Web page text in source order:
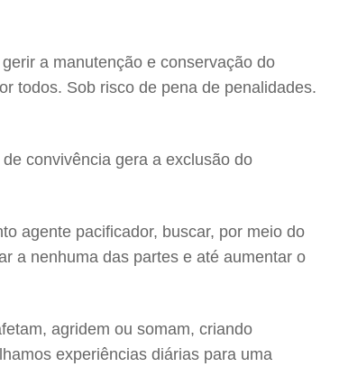
a manutenção e conservação do
todos. Sob risco de pena de penalidades.
convivência gera a exclusão do
agente pacificador, buscar, por meio do
a nenhuma das partes e até aumentar o
agridem ou somam, criando
experiências diárias para uma